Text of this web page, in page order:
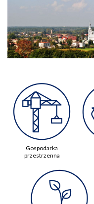
Gospodarka
przestrzenna